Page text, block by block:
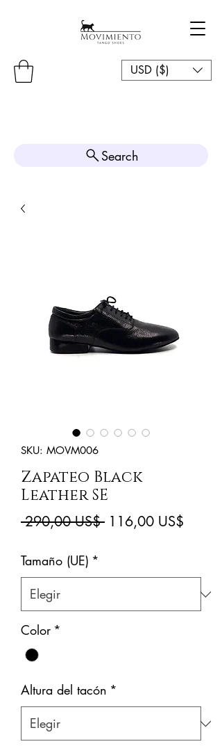
USD ($)
Search
SKU: MOVM006
Zapateo Black
Leather SE
290,00 US$ Precio
116,00 US$
Tamaño (UE) *
Color *
Altura del tacón *